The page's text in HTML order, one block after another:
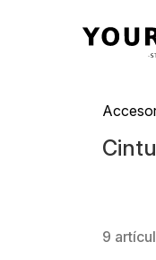
9